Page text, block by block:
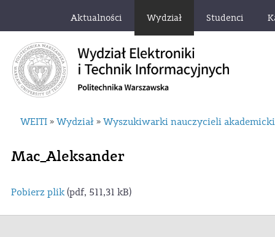
Aktualności Wydział Studenci
WEITI » Wydział » Wyszukiwarki nauczycieli
Mac_Aleksander
Pobierz plik(pdf, 511,31 kB)